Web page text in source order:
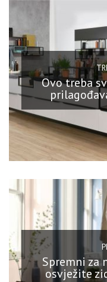
Ovo treba
Spremni za
osvježite